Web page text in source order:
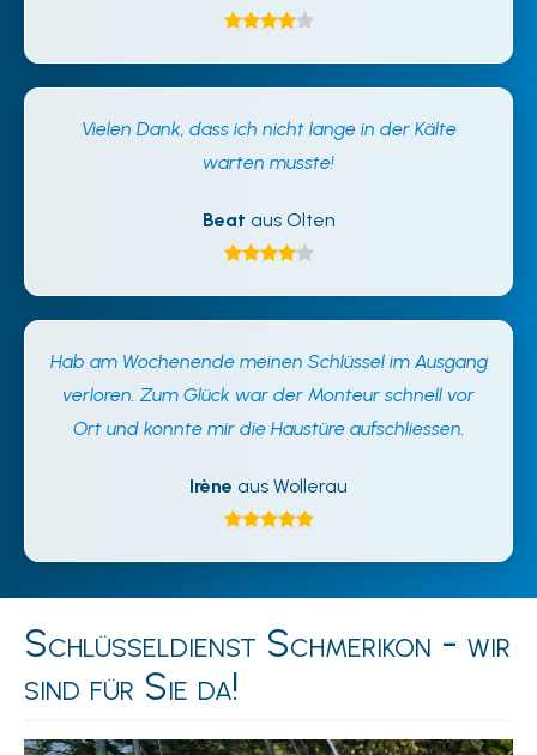
Vielen Dank, dass ich nicht lange in der Kälte
warten musste!
Beat aus Olten
Hab am Wochenende meinen Schlüssel im Ausgang
verloren. Zum Glück war der Monteur schnell vor
Ort und konnte mir die Haustüre aufschliessen.
Irène aus Wollerau
Schlüsseldienst Schmerikon - wir
sind für Sie da!